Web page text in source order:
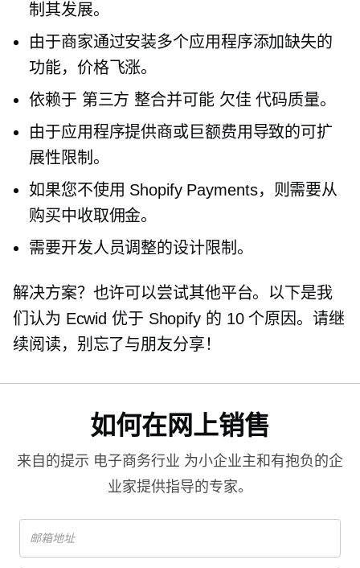
制其发展。
由于商家通过安装多个应用程序添加缺失的
功能，价格飞涨。
依赖于 第三方 整合并可能 欠佳 代码质量。
由于应用程序提供商或巨额费用导致的可扩
展性限制。
如果您不使用 Shopify Payments，则需要从
购买中收取佣金。
需要开发人员调整的设计限制。
解决方案？也许可以尝试其他平台。以下是我
们认为 Ecwid 优于 Shopify 的 10 个原因。请继
续阅读，别忘了与朋友分享！
如何在网上销售
来自的提示 电子商务行业 为小企业主和有抱负的企
业家提供指导的专家。